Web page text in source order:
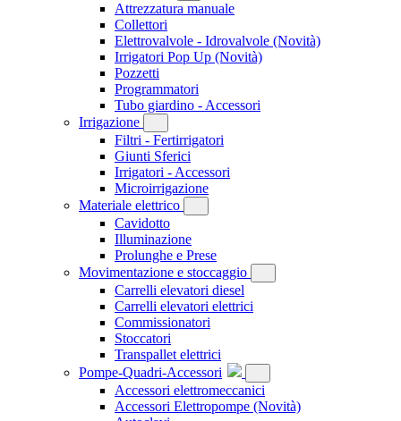
Attrezzatura manuale
Collettori
Elettrovalvole - Idrovalvole (Novità)
Irrigatori Pop Up (Novità)
Pozzetti
Programmatori
Tubo giardino - Accessori
Irrigazione
Filtri - Fertirrigatori
Giunti Sferici
Irrigatori - Accessori
Microirrigazione
Materiale elettrico
Cavidotto
Illuminazione
Prolunghe e Prese
Movimentazione e stoccaggio
Carrelli elevatori diesel
Carrelli elevatori elettrici
Commissionatori
Stoccatori
Transpallet elettrici
Pompe-Quadri-Accessori
Accessori elettromeccanici
Accessori Elettropompe (Novità)